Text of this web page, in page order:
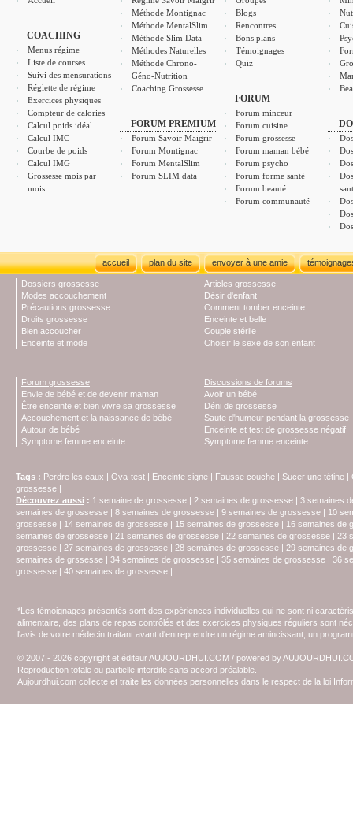
COACHING
Menus régime
Liste de courses
Suivi des mensurations
Réglette de régime
Exercices physiques
Compteur de calories
Calcul poids idéal
Calcul IMC
Courbe de poids
Calcul IMG
Grossesse mois par
mois
Méthode Montignac
Méthode MentalSlim
Méthode Slim Data
Méthodes Naturelles
Méthode Chrono-
Géno-Nutrition
Coaching Grossesse
FORUM PREMIUM
Forum Savoir Maigrir
Forum Montignac
Forum MentalSlim
Forum SLIM data
Blogs
Rencontres
Bons plans
Témoignages
Quiz
FORUM
Forum minceur
Forum cuisine
Forum grossesse
Forum maman bébé
Forum psycho
Forum forme santé
Forum beauté
Forum communauté
accueil plan du site envoyer à une amie
Dossiers grossesse
Modes accouchement
Précautions grossesse
Droits grossesse
Bien accoucher
Enceinte et mode
Articles grossesse
Désir d'enfant
Comment tomber enceinte
Enceinte et belle
Couple stérile
Choisir le sexe de son enfant
Forum grossesse
Envie de bébé et de devenir maman
Être enceinte et bien vivre sa grossesse
Accouchement et la naissance de bébé
Autour de bébé
Symptome femme enceinte
Discussions de forums
Avoir un bébé
Déni de grossesse
Saute d'humeur pendant la grossesse
Enceinte et test de grossesse négatif
Symptome femme enceinte
Tags : Perdre les eaux | Ova-test | Enceinte signe | Fausse couche | Sucer une tétine |
grossesse |
Découvrez aussi : 1 semaine de grossesse | 2 semaines de grossesse | 3 semaines
semaines de grossesse | 8 semaines de grossesse | 9 semaines de grossesse | 10
grossesse | 14 semaines de grossesse | 15 semaines de grossesse | 16 semaines de
semaines de grossesse | 21 semaines de grossesse | 22 semaines de grossesse | 23
grossesse | 27 semaines de grossesse | 28 semaines de grossesse | 29 semaines de
semaines de grssesse | 34 semaines de grossesse | 35 semaines de grossesse | 36
grossesse | 40 semaines de grossesse |
*Les témoignages présentés sont des expériences individuelles qui ne sont ni
alimentaire, des plans de repas contrôlés et des exercices physiques réguliers sont
l'avis de votre médecin traitant avant d'entreprendre un régime amincissant, un
© 2007 - 2026 copyright et éditeur AUJOURDHUI.COM / powered by
Reproduction totale ou partielle interdite sans accord préalable.
Aujourdhui.com collecte et traite les données personnelles dans le respect de la loi